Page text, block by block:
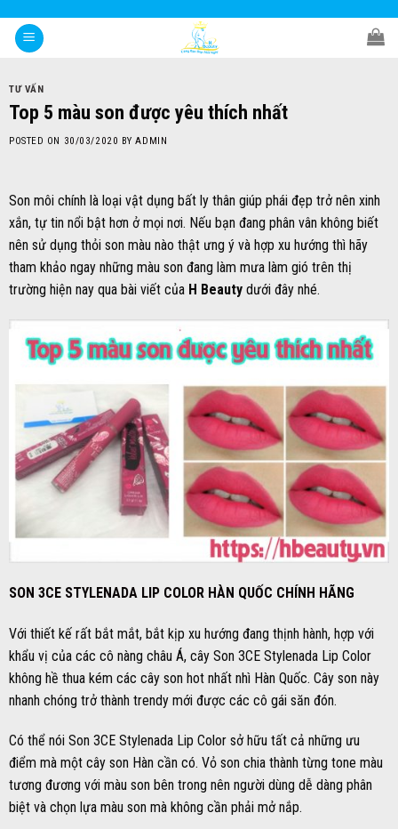
content
TƯ VẤN
Top 5 màu son được yêu thích nhất
POSTED ON 30/03/2020 BYADMIN
Son môi chính là loại vật dụng bất ly thân giúp phái đẹp trở nên xinh
xắn, tự tin nổi bật hơn ở mọi nơi. Nếu bạn đang phân vân không biết
nên sử dụng thỏi son màu nào thật ưng ý và hợp xu hướng thì hãy
tham khảo ngay những màu son đang làm mưa làm gió trên thị
trường hiện nay qua bài viết của H Beauty dưới đây nhé.
SON 3CE STYLENADA LIP COLOR HÀN QUỐC CHÍNH HÃNG
Với thiết kế rất bắt mắt, bắt kịp xu hướng đang thịnh hành, hợp với
khẩu vị của các cô nàng châu Á, cây Son 3CE Stylenada Lip Color
không hề thua kém các cây son hot nhất nhì Hàn Quốc. Cây son này
nhanh chóng trở thành trendy mới được các cô gái săn đón.
Có thể nói Son 3CE Stylenada Lip Color sở hữu tất cả những ưu
điểm mà một cây son Hàn cần có. Vỏ son chia thành từng tone màu
tương đương với màu son bên trong nên người dùng dễ dàng phân
biệt và chọn lựa màu son mà không cần phải mở nắp.